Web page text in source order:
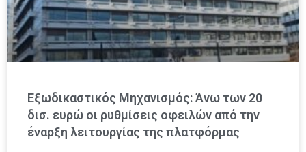
Εξωδικαστικός Μηχανισμός: Άνω των 20
δισ. ευρώ οι ρυθμίσεις οφειλών από την
έναρξη λειτουργίας της πλατφόρμας